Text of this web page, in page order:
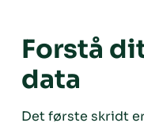
Forstå
data
Det første skridt